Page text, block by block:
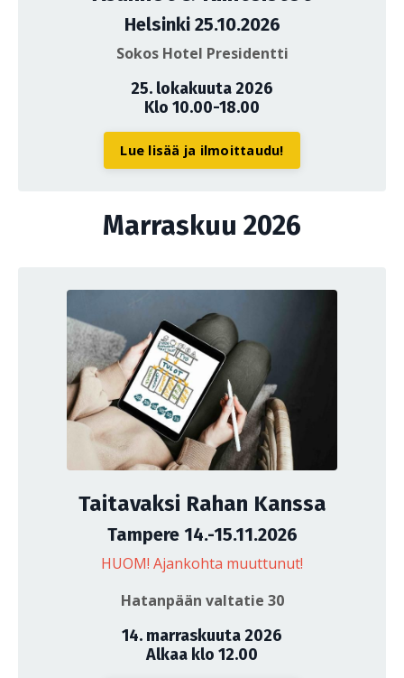
Helsinki 25.10.2026
Sokos Hotel Presidentti
25. lokakuuta 2026
Klo 10.00-18.00
Lue lisää ja ilmoittaudu!
Marraskuu 2026
Taitavaksi Rahan Kanssa
Tampere 14.-15.11.2026
HUOM! Ajankohta muuttunut!
Hatanpään valtatie 30
14. marraskuuta 2026
Alkaa klo 12.00